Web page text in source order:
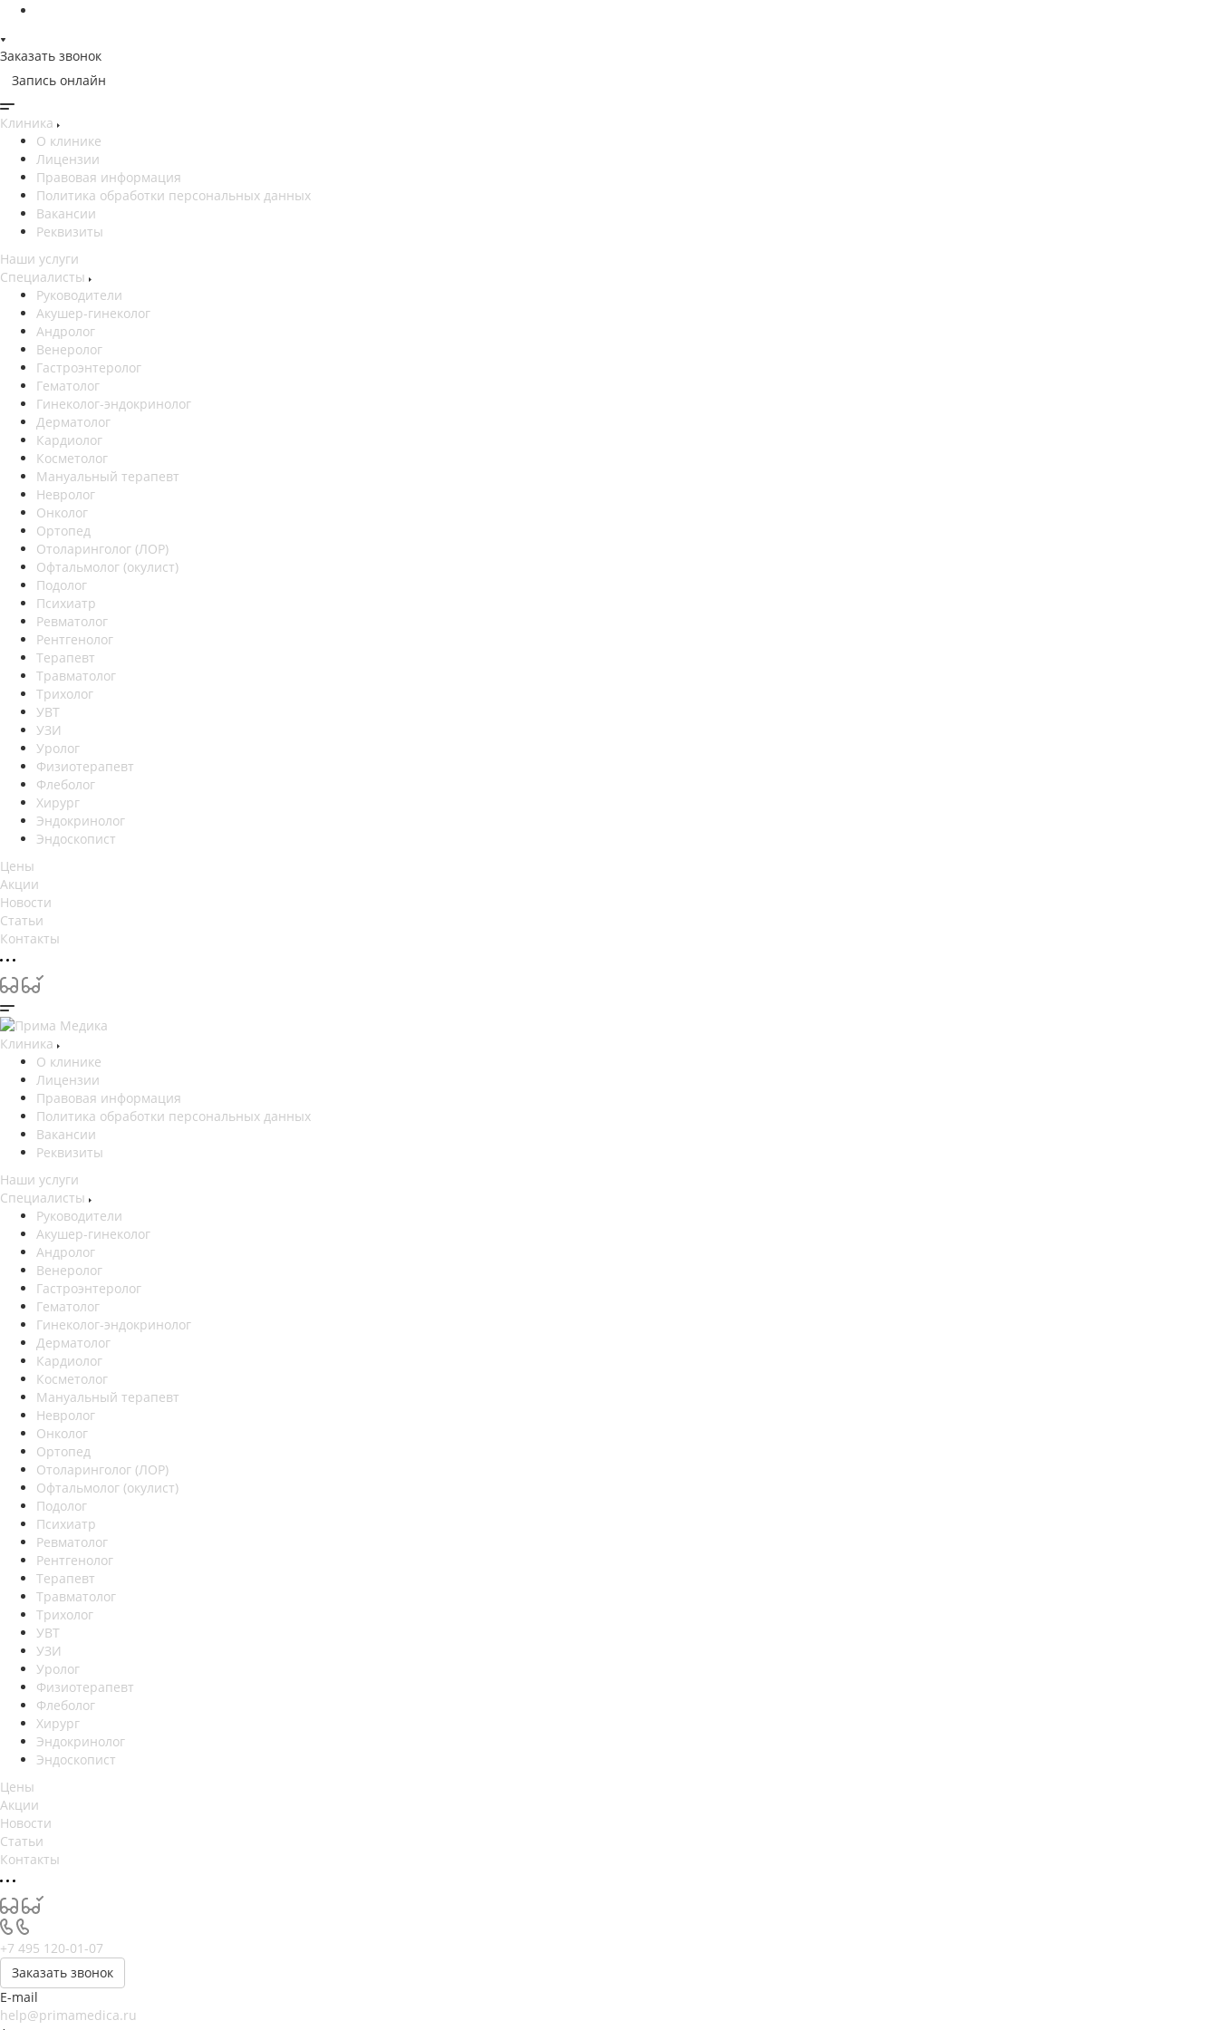
Заказать звонок
Запись онлайн
Клиника
О клинике
Лицензии
Правовая информация
Политика обработки персональных данных
Вакансии
Реквизиты
Наши услуги
Специалисты
Руководители
Акушер-гинеколог
Андролог
Венеролог
Гастроэнтеролог
Гематолог
Гинеколог-эндокринолог
Дерматолог
Кардиолог
Косметолог
Мануальный терапевт
Невролог
Онколог
Ортопед
Отоларинголог (ЛОР)
Офтальмолог (окулист)
Подолог
Психиатр
Ревматолог
Рентгенолог
Терапевт
Травматолог
Трихолог
УВТ
УЗИ
Уролог
Физиотерапевт
Флеболог
Хирург
Эндокринолог
Эндоскопист
Цены
Акции
Новости
Статьи
Контакты
Клиника
О клинике
Лицензии
Правовая информация
Политика обработки персональных данных
Вакансии
Реквизиты
Наши услуги
Специалисты
Руководители
Акушер-гинеколог
Андролог
Венеролог
Гастроэнтеролог
Гематолог
Гинеколог-эндокринолог
Дерматолог
Кардиолог
Косметолог
Мануальный терапевт
Невролог
Онколог
Ортопед
Отоларинголог (ЛОР)
Офтальмолог (окулист)
Подолог
Психиатр
Ревматолог
Рентгенолог
Терапевт
Травматолог
Трихолог
УВТ
УЗИ
Уролог
Физиотерапевт
Флеболог
Хирург
Эндокринолог
Эндоскопист
Цены
Акции
Новости
Статьи
Контакты
+7 495 120-01-07
Заказать звонок
E-mail
help@primamedica.ru